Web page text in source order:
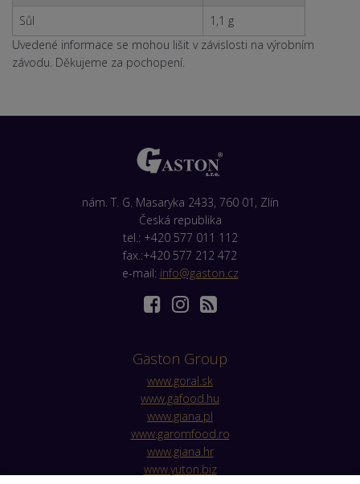
Sůl
1,1 g
Uvedené informace se mohou lišit v závislosti na výrobním
závodu. Děkujeme za pochopení.
nám. T. G. Masaryka 2433, 760 01, Zlín
Česká republika
tel.: +420 577 011 112
fax.:+420 577 212 472
e-mail: info@gaston.cz
Gaston Group
www.goral.sk
www.gafood.hu
www.giana.pl
www.garomfood.ro
www.giana.hr
www.yuton.biz